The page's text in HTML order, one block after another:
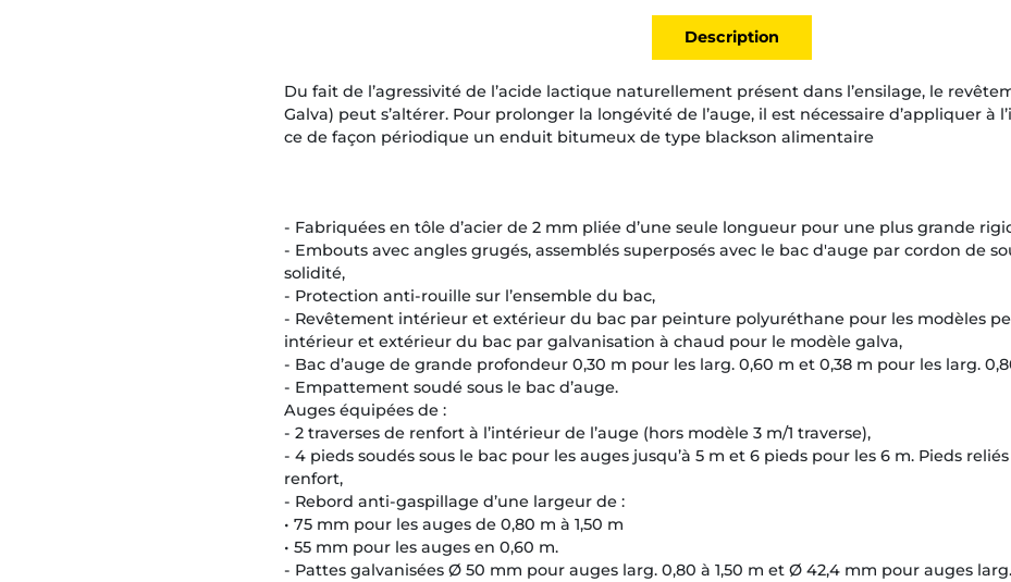
Description
Du fait de l’agressivité de l’acide lactique naturellement présent dans l’ensilage, le
Galva) peut s’altérer. Pour prolonger la longévité de l’auge, il est nécessaire d’appliquer à
ce de façon périodique un enduit bitumeux de type blackson alimentaire
- Fabriquées en tôle d’acier de 2 mm pliée d’une seule longueur pour une plus grande
- Embouts avec angles grugés, assemblés superposés avec le bac d'auge par cordon de
solidité,
- Protection anti-rouille sur l’ensemble du bac,
- Revêtement intérieur et extérieur du bac par peinture polyuréthane pour les modèles
intérieur et extérieur du bac par galvanisation à chaud pour le modèle galva,
- Bac d’auge de grande profondeur 0,30 m pour les larg. 0,60 m et 0,38 m pour les larg.
- Empattement soudé sous le bac d’auge.
Auges équipées de :
- 2 traverses de renfort à l’intérieur de l’auge (hors modèle 3 m/1 traverse),
- 4 pieds soudés sous le bac pour les auges jusqu’à 5 m et 6 pieds pour les 6 m. Pieds
renfort,
- Rebord anti-gaspillage d’une largeur de :
• 75 mm pour les auges de 0,80 m à 1,50 m
• 55 mm pour les auges en 0,60 m.
- Pattes galvanisées Ø 50 mm pour auges larg. 0,80 à 1,50 m et Ø 42,4 mm pour auges